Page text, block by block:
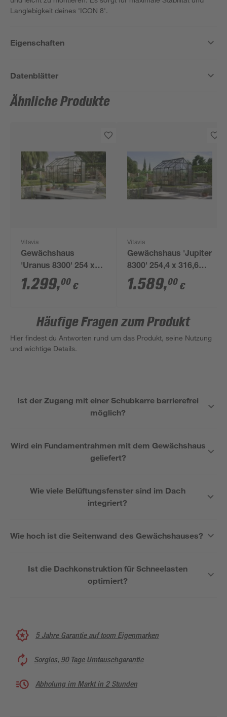
Langlebigkeit deines 'ICON 8'.
Eigenschaften
Datenblätter
Ähnliche Produkte
Vitavia
Gewächshaus
'Uranus 8300' 254 x
317 cm mit 4 mm
Hohlkammerplatten
1.299,00 €
Vitavia
Gewächshaus 'Jupiter
8300' 254,4 x 316,6
cm mit 4 mm
Hohlkammerplatten
1.589,00 €
Häufige Fragen zum Produkt
Hier findest du Antworten rund um das Produkt, seine Nutzung
und wichtige Details.
Ist der Zugang mit einer Schubkarre barrierefrei
möglich?
Wird ein Fundamentrahmen mit dem Gewächshaus
geliefert?
Wie viele Belüftungsfenster sind im Dach
integriert?
Wie hoch ist die Seitenwand des Gewächshauses?
Ist die Dachkonstruktion für Schneelasten
optimiert?
5 Jahre Garantie auf toom Eigenmarken
Sorglos, 90 Tage Umtauschgarantie
Abholung im Markt in 2 Stunden